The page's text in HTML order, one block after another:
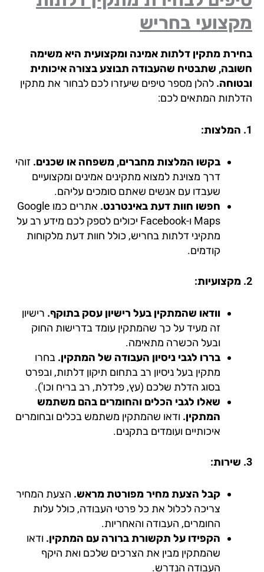
בחריש
מתקין דלתות אמינה ומקצועית היא משימה
שתבטיח שהעבודה תבוצע בצורה איכותית
להלן מספר טיפים שיעזרו לכם לבחור את מתקין
המתאים לכם:
בקשו המלצות מחברים, משפחה או שכנים.זוהי
דרך מצוינת למצוא מתקינים אמינים ומקצועיים
שעבדו עם אנשים שאתם סומכים עליהם.
חפשו חוות דעת באינטרנט.
אתרים כמו Google
Maps ו-Facebook יכולים לספק לכם מידע רב על
מתקיני דלתות בחריש, כולל חוות דעת מלקוחות
קודמים.
וודאו שהמתקין בעל רישיון עסק בתוקף.רישיון
זה מעיד על כך שהמתקין עומד בדרישות החוק
ובעל הכשרה מתאימה.
בררו לגבי ניסיון העבודה של המתקין.בחרו
מתקין בעל ניסיון רב בתחום תיקון דלתות, ובפרט
בסוג הדלת שלכם (עץ, פלדלת, רב בריח וכו').
שאלו לגבי הכלים והחומרים בהם משתמש
המתקין.ודאו שהמתקין משתמש בכלים ובחומרים
איכותיים ועומדים בתקנים.
קבל הצעת מחיר מפורטת מראש.הצעת המחיר
צריכה לכלול את כל פרטי העבודה, כולל עלות
החומרים, העבודה והאחריות.
הקפידו על תקשורת ברורה עם המתקין.ודאו
שהמתקין מבין את הצרכים שלכם ואת היקף
העבודה הנדרש.